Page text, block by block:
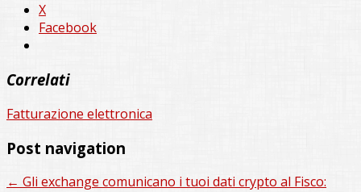
X
Facebook
Correlati
Fatturazione elettronica
Post navigation
← Gli exchange comunicano i tuoi dati crypto al Fisco: